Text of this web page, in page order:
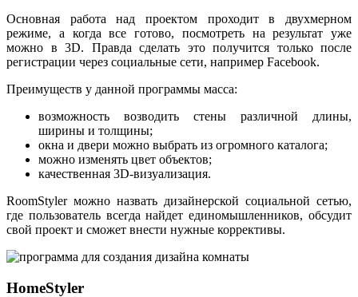
Основная работа над проектом проходит в двухмерном
режиме, а когда все готово, посмотреть на результат уже
можно в 3D. Правда сделать это получится только после
регистрации через социальные сети, например Facebook.
Преимуществ у данной программы масса:
возможность возводить стены различной длины,
ширины и толщины;
окна и двери можно выбрать из огромного каталога;
можно изменять цвет объектов;
качественная 3D-визуализация.
RoomStyler можно назвать дизайнерской социальной сетью,
где пользователь всегда найдет единомышленников, обсудит
свой проект и сможет внести нужные коррективы.
HomeStyler